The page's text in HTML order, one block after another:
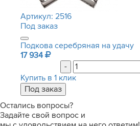
Артикул: 2516
Под заказ
Подкова серебряная на удачу
17 934
-
Купить в 1 клик
Остались вопросы?
Задайте свой вопрос и